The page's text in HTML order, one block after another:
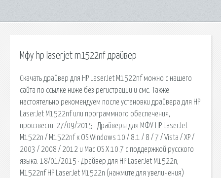
Мфу hp laserjet m1522nf драйвер
Скачать драйвер для HP LaserJet M1522nf можно с нашего
сайта по ссылке ниже без регистрации и смс. Также
настоятельно рекомендуем после установки драйвера для HP
LaserJet M1522nf или программного обеспечения,
произвести. 27/09/2015 · Драйверы для МФУ HP LaserJet
M1522n / M1522nf к OS Windows 10 / 8.1 / 8 / 7 / Vista / XP /
2003 / 2008 / 2012 и Mac OS X 10.7 с поддержкой русского
языка. 18/01/2015 · Драйвер для HP LaserJet M1522n,
M1522nf HP LaserJet M1522n (нажмите для увеличения)